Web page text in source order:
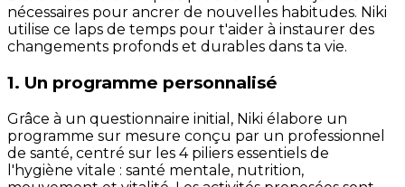
nécessaires pour ancrer de nouvelles habitudes. Niki
utilise ce laps de temps pour t'aider à instaurer des
changements profonds et durables dans ta vie.
1. Un programme personnalisé
Grâce à un questionnaire initial, Niki élabore un
programme sur mesure conçu par un professionnel
de santé, centré sur les 4 piliers essentiels de
l'hygiène vitale : santé mentale, nutrition,